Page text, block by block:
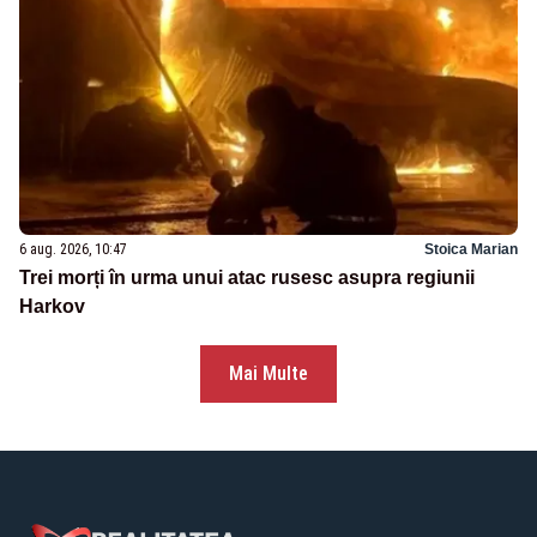
6 aug. 2026, 10:47 Stoica Marian
Trei morți în urma unui atac rusesc asupra regiunii
Harkov
Mai Multe